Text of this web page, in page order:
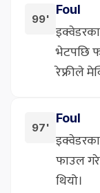
99'
Foul
भेटपछि
रेफ्रीले
97'
Foul
फाउल
थियो।